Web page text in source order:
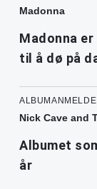
Madonna
Madonna
til å dø på
Nick Cave and
Albumet
år